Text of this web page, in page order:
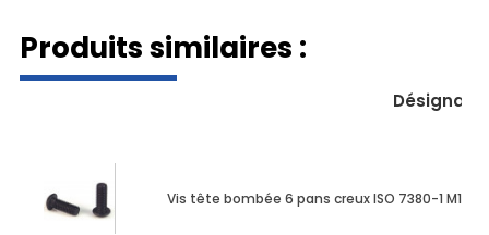
Produits similaires :
Vis tête bombée 6 pans creux ISO 7380-1 M10 X